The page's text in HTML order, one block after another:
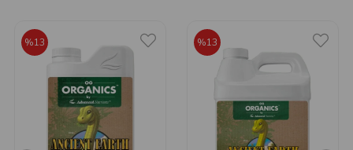
%13 %13